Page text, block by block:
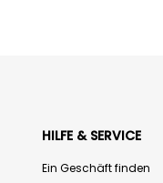
HILFE & SERVICE
Ein Geschäft finden